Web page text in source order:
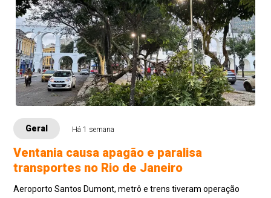
Geral Há 1 semana
Ventania causa apagão e paralisa
transportes no Rio de Janeiro
Aeroporto Santos Dumont, metrô e trens tiveram operação